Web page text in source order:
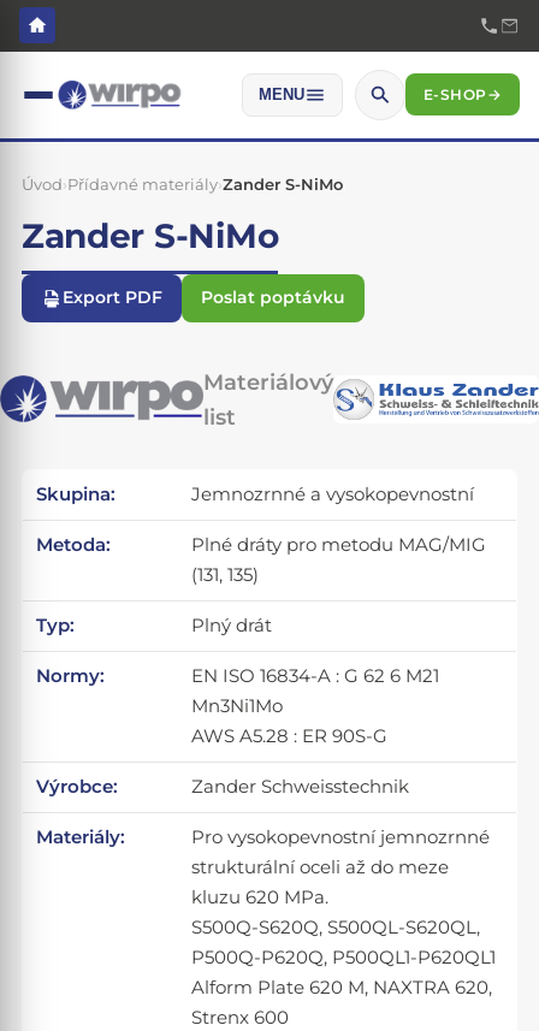
MENU E-SHOP→
Úvod›Přídavné materiály›Zander S-NiMo
Zander S-NiMo
Export PDF Poslat poptávku
Materiálový
list
Skupina: Jemnozrnné a vysokopevnostní
Metoda:
Plné dráty pro metodu MAG/MIG
(131, 135)
Typ: Plný drát
Normy:
EN ISO 16834-A : G 62 6 M21
Mn3Ni1Mo
AWS A5.28 : ER 90S-G
Výrobce: Zander Schweisstechnik
Materiály:
Pro vysokopevnostní jemnozrnné
strukturální oceli až do meze
kluzu 620 MPa.
S500Q-S620Q, S500QL-S620QL,
P500Q-P620Q, P500QL1-P620QL1
Alform Plate 620 M, NAXTRA 620,
Strenx 600